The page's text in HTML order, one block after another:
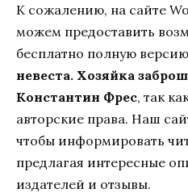
К сожалению, на сайте
можем предоставить
бесплатно полную
невеста. Хозяйка
Константин Фрес, так
авторские права. Наш
чтобы информировать
предлагая интересные
издателей и отзывы.